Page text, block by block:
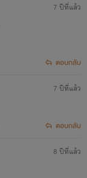
ห้ทั้งน้ำตาด้วย
าลงจากเตียงของ
จะมายุ่งกับเค้า
จะใช้นิ้วเรียว
7 ปีที่แล้ว
ตอบกลับ
7 ปีที่แล้ว
ตอบกลับ
8 ปีที่แล้ว